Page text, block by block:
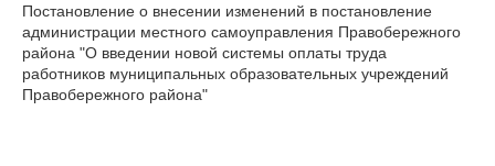
Постановление о внесении изменений в постановление
администрации местного самоуправления Правобережного
района "О введении новой системы оплаты труда
работников муниципальных образовательных учреждений
Правобережного района"